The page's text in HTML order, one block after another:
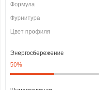
Формула
Фурнитура
Цвет профиля
Энергосбережение
50%